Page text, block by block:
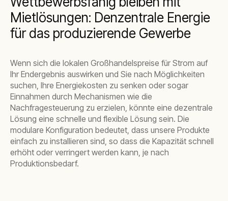
Mietlösungen: Denzentrale Energie
für das produzierende Gewerbe
Wenn sich die lokalen Großhandelspreise für Strom auf
Ihr Endergebnis auswirken und Sie nach Möglichkeiten
suchen, Ihre Energiekosten zu senken oder sogar
Einnahmen durch Mechanismen wie die
Nachfragesteuerung zu erzielen, könnte eine dezentrale
Lösung eine schnelle und flexible Lösung sein. Die
modulare Konfiguration bedeutet, dass unsere Produkte
einfach zu installieren sind, so dass die Kapazität schnell
erhöht oder verringert werden kann, je nach
Produktionsbedarf.